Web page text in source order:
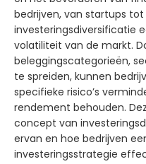
bedrijven, van startups
investeringsdiversificatie
volatiliteit van de markt.
beleggingscategorieën,
te spreiden, kunnen
specifieke risico’s
rendement behouden.
concept van
ervan en hoe bedrijven
investeringsstrategie